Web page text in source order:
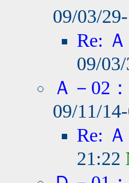
09/03/
Re:
09/
Ａ－02
09/11/
Re:
21:22